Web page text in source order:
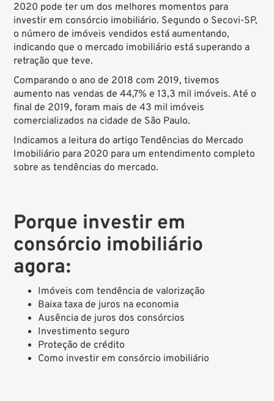
2020 pode ter um dos melhores momentos para
investir em consórcio imobiliário. Segundo o Secovi-SP,
o número de imóveis vendidos está aumentando,
indicando que o mercado imobiliário está superando a
retração que teve.
Comparando o ano de 2018 com 2019, tivemos
aumento nas vendas de 44,7% e 13,3 mil imóveis. Até o
final de 2019, foram mais de 43 mil imóveis
comercializados na cidade de São Paulo.
Indicamos a leitura do artigoTendências do Mercado
Imobiliário para 2020 para um entendimento completo
sobre as tendências do mercado.
Porque investir em
consórcio imobiliário
agora:
Imóveis com tendência de valorização
Baixa taxa de juros na economia
Ausência de juros dos consórcios
Investimento seguro
Proteção de crédito
Como investir em consórcio imobiliário